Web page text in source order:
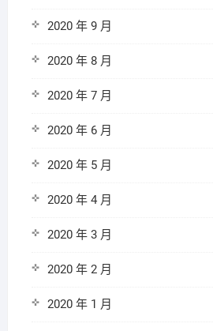
2020 年 9 月
2020 年 8 月
2020 年 7 月
2020 年 6 月
2020 年 5 月
2020 年 4 月
2020 年 3 月
2020 年 2 月
2020 年 1 月